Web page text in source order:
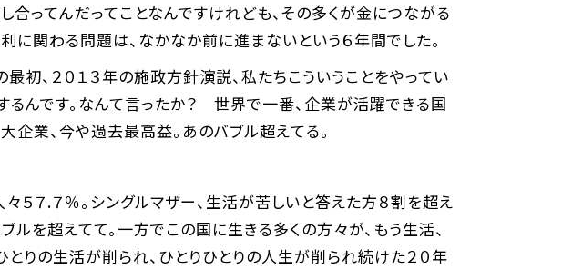
合ってんだってことなんですけれども、その多くが金につながる
関わる問題は、なかなか前に進まないという６年間でした。
初、２０１３年の施政方針演説、私たちこういうことをやってい
るんです。なんて言ったか？ 世界で一番、企業が活躍できる国
業、今や過去最高益。あのバブル超えてる。
７.７％。シングルマザー、生活が苦しいと答えた方８割を超え
を超えてて。一方でこの国に生きる多くの方々が、もう生活、
とりの生活が削られ、ひとりひとりの人生が削られ続けた２０年